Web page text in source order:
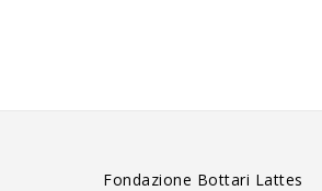
Fondazione Bottari Lattes